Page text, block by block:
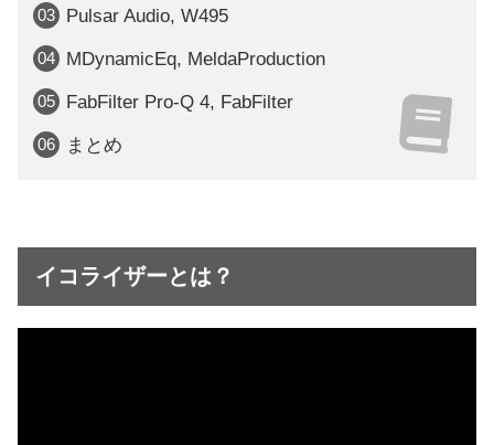
Pulsar Audio, W495
MDynamicEq, MeldaProduction
FabFilter Pro-Q 4, FabFilter
まとめ
イコライザーとは？